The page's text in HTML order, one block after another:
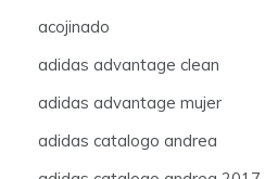
acojinado
adidas advantage clean
adidas advantage mujer
adidas catalogo andrea